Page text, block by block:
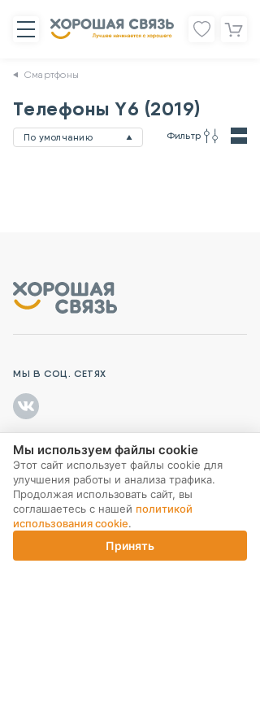
Смартфоны
Телефоны Y6 (2019)
По умолчанию Фильтр
Корзина
ИНТЕРНЕТ-МАГАЗИН
МЫ В СОЦ. СЕТЯХ
ПОДПИСКА НА РАССЫЛКУ
Мы используем файлы cookie
Этот сайт использует файлы cookie для
улучшения работы и анализа трафика.
Продолжая использовать сайт, вы
соглашаетесь с нашей политикой
использования cookie.
Принять